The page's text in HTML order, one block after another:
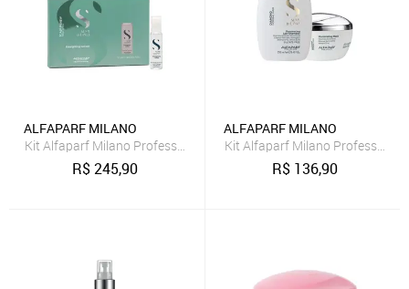
ALFAPARF MILANO
Kit Alfaparf Milano Professional Semi Di Lino Scalp Renew Ampola
R$245,90
ALFAPARF MILANO
Kit Alfaparf Milano Professional
R$ 136,90